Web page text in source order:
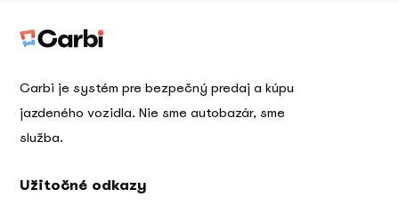
Carbi je systém pre bezpečný predaj a kúpu
jazdeného vozidla. Nie sme autobazár, sme
služba.
Užitočné odkazy